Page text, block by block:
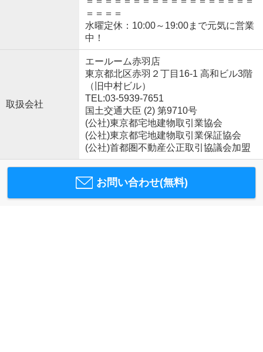
＝＝＝＝
水曜定休：10:00～19:00まで元気に営業
中！
取扱会社
エールーム赤羽店
東京都北区赤羽２丁目16-1 高和ビル3階
（旧中村ビル）
TEL:03-5939-7651
国土交通大臣 (2) 第9710号
(公社)東京都宅地建物取引業協会
(公社)東京都宅地建物取引業保証協会
(公社)首都圏不動産公正取引協議会加盟
お問い合わせ(無料)